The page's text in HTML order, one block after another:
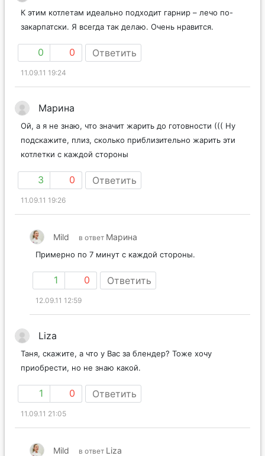
К этим котлетам идеально подходит гарнир – лечо по-
закарпатски. Я всегда так делаю. Очень нравится.
0 0 Ответить
11.09.11 19:24
Марина
Ой, а я не знаю, что значит жарить до готовности ((( Ну
подскажите, плиз, сколько приблизительно жарить эти
котлетки с каждой стороны
3 0 Ответить
11.09.11 19:26
Mild в ответ Марина
Примерно по 7 минут с каждой стороны.
1 0 Ответить
12.09.11 12:59
Liza
Таня, скажите, а что у Вас за блендер? Тоже хочу
приобрести, но не знаю какой.
1 0 Ответить
11.09.11 21:05
Mild в ответ Liza